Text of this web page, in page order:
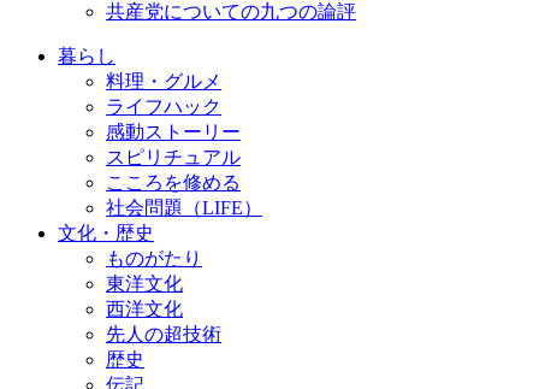
共産党についての九つの論評
暮らし
料理・グルメ
ライフハック
感動ストーリー
スピリチュアル
こころを修める
社会問題（LIFE）
文化・歴史
ものがたり
東洋文化
西洋文化
先人の超技術
歴史
伝記